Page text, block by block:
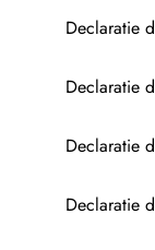
Declaratie
Declaratie
Declaratie
Declaratie